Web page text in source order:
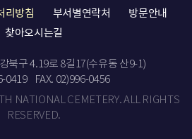
리방침 부서별연락처
방문안내
찾아오시는길
북구 4.19로 8길17(수유동 산9-1)
0419
FAX. 02)996-0456
NATIONAL CEMETERY. ALL RIGHTS
RESERVED.